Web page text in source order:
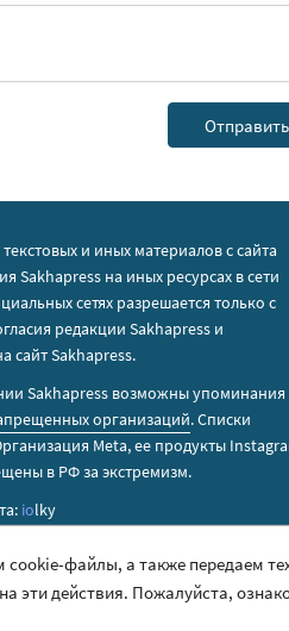
и иных материалов с сайта
Sakhapress на иных ресурсах в сети
сетях разрешается только с
редакции Sakhapress и
сайт Sakhapress.
Sakhapress возможны упоминания
организаций. Списки
Metа, ее продукты
в РФ за экстремизм.
iolky
файлы, а также передаем
эти действия. Пожалуйста,